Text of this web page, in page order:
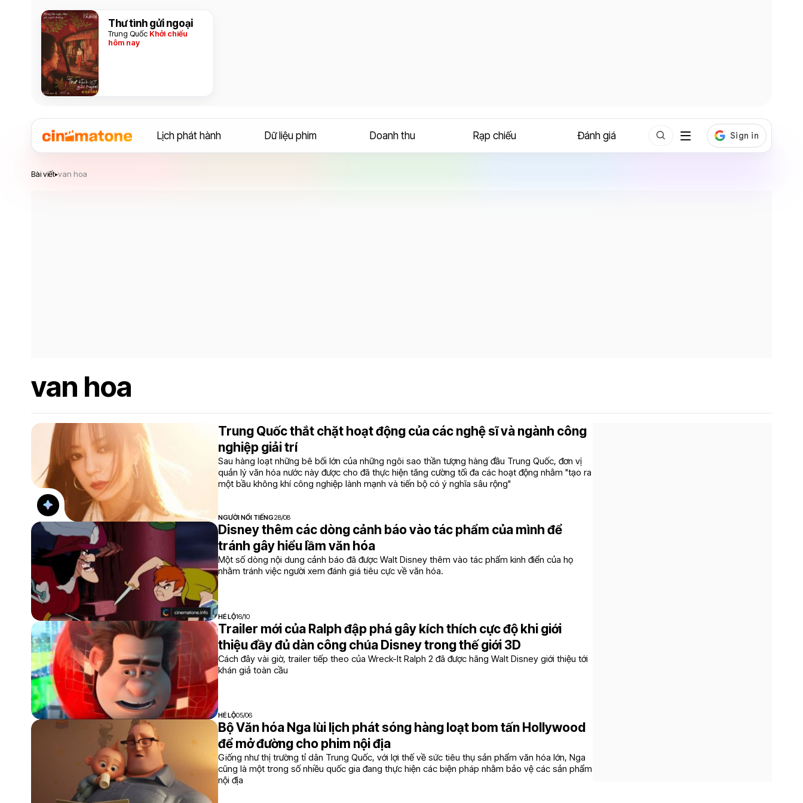
Thư tình gửi ngoại
Trung Quốc Khởi chiếu
hôm nay
Lịch phát hành Dữ liệu phim Doanh thu Rạp chiếu Đánh giá
Bài viết▸van hoa
van hoa
Trung Quốc thắt chặt hoạt động của các nghệ sĩ và ngành công
nghiệp giải trí
Sau hàng loạt những bê bối lớn của những ngôi sao thần tượng hàng đầu Trung Quốc, đơn vị
quản lý văn hóa nước này được cho đã thực hiện tăng cường tối đa các hoạt động nhằm "tạo ra
một bầu không khí công nghiệp lành mạnh và tiến bộ có ý nghĩa sâu rộng"
NGƯỜI NỔI TIẾNG28/08
Disney thêm các dòng cảnh báo vào tác phẩm của mình để
tránh gây hiểu lầm văn hóa
Một số dòng nội dung cảnh báo đã được Walt Disney thêm vào tác phẩm kinh điển của họ
nhằm tránh việc người xem đánh giá tiêu cực về văn hóa.
HÉ LỘ16/10
Trailer mới của Ralph đập phá gây kích thích cực độ khi giới
thiệu đầy đủ dàn công chúa Disney trong thế giới 3D
Cách đây vài giờ, trailer tiếp theo của Wreck-It Ralph 2 đã được hãng Walt Disney giới thiệu tới
khán giả toàn cầu
HÉ LỘ05/06
Bộ Văn hóa Nga lùi lịch phát sóng hàng loạt bom tấn Hollywood
để mở đường cho phim nội địa
Giống như thị trường tỉ dân Trung Quốc, với lợi thế về sức tiêu thụ sản phẩm văn hóa lớn, Nga
cũng là một trong số nhiều quốc gia đang thực hiện các biện pháp nhằm bảo vệ các sản phẩm
nội địa